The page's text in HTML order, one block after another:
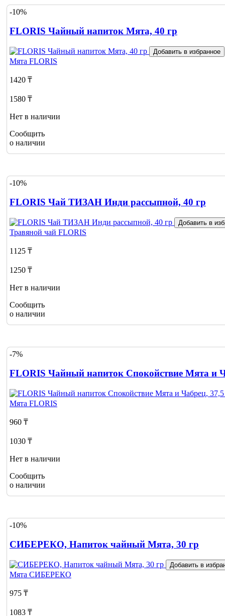
-10%
FLORIS Чайный напиток Мята, 40 гр
Добавить в избранное
Мята FLORIS
1420 ₸
1580 ₸
Нет в наличии
Сообщить
о наличии
-10%
FLORIS Чай ТИЗАН Инди рассыпной, 40 гр
Добавить в
Травяной чай FLORIS
1125 ₸
1250 ₸
Нет в наличии
Сообщить
о наличии
-7%
FLORIS Чайный напиток Спокойствие Мята и
Мята FLORIS
960 ₸
1030 ₸
Нет в наличии
Сообщить
о наличии
-10%
СИБЕРЕКО, Напиток чайный Мята, 30 гр
Добавить в
Мята СИБЕРЕКО
975 ₸
1083 ₸